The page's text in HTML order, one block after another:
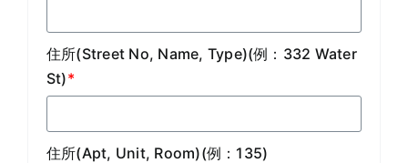
住所(Street No, Name, Type)(例：332 Water
St)*
住所(Apt, Unit, Room)(例：135)